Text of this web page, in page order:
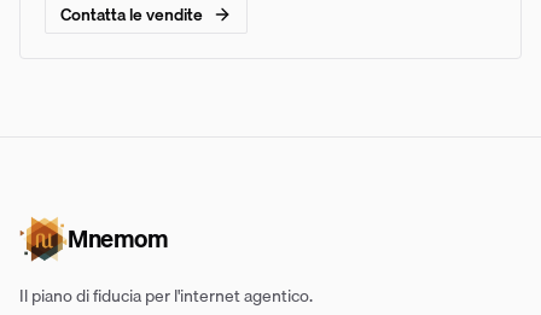
Contatta le vendite
Mnemom
Il piano di fiducia per l'internet agentico.